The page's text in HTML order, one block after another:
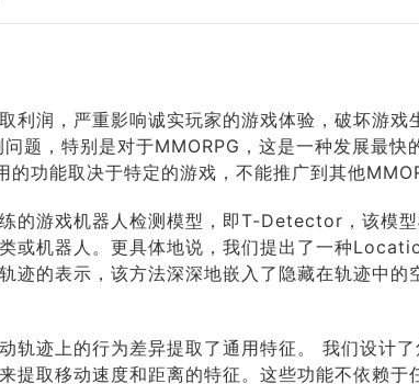
利润，严重影响诚实玩家的游戏体验，破坏游戏
题，特别是对于MMORPG，这是一种发展最快
功能取决于特定的游戏，不能推广到其他
的游戏机器人检测模型，即T-Detector，该模
或机器人。更具体地说，我们提出了一种
迹的表示，该方法深深地嵌入了隐藏在轨迹中的
轨迹上的行为差异提取了通用特征。 我们设计
提取移动速度和距离的特征。这些功能不依赖于